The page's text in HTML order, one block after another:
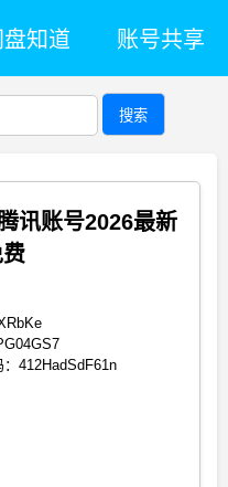
盘知道 账号共享
搜索
讯账号2026最新